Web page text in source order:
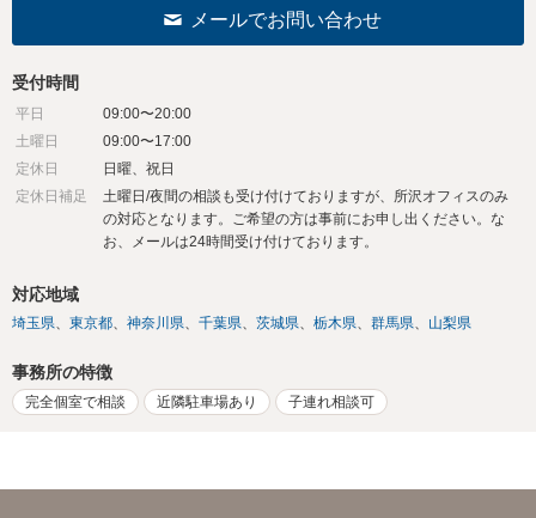
メールでお問い合わせ
受付時間
平日
09:00〜20:00
土曜日
09:00〜17:00
定休日
日曜、祝日
定休日補足
土曜日/夜間の相談も受け付けておりますが、所沢オフィスのみ
の対応となります。ご希望の方は事前にお申し出ください。な
お、メールは24時間受け付けております。
対応地域
埼玉県 東京都 神奈川県 千葉県 茨城県 栃木県 群馬県 山梨県
事務所の特徴
完全個室で相談 近隣駐車場あり 子連れ相談可